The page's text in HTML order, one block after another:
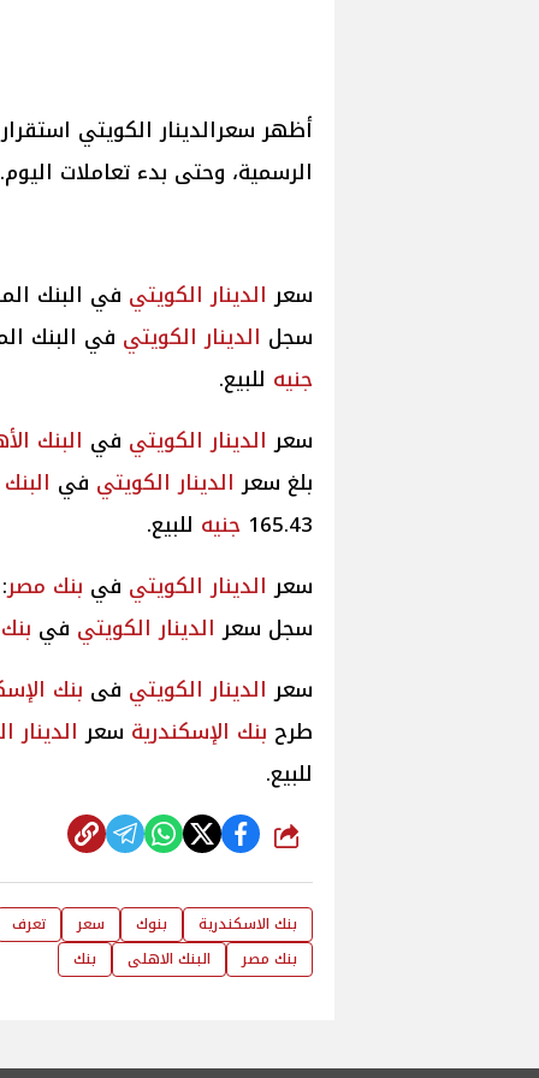
أظهر سعرالدينار الكويتي
الرسمية، وحتى بدء تعاملات اليوم.
سعر الدينار الكويتي في البنك
سجل الدينار الكويتي في البنك
جنيه للبيع.
سعر الدينار الكويتي في البنك
بلغ سعر الدينار الكويتي في
165.43 جنيه للبيع.
سعر الدينار الكويتي في بنك مصر:
سجل سعر الدينار الكويتي في
سعر الدينار الكويتي فى بنك
طرح بنك الإسكندرية سعر الدينار
للبيع.
شارك
بنك الاسكندرية بنوك سعر
تعرف
بنك مصر
البنك الاهلى بنك